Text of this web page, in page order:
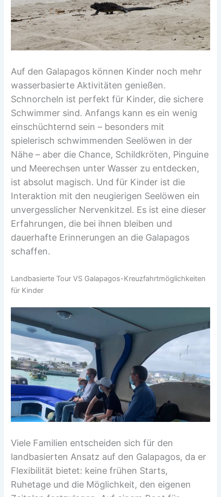
Auf den Galapagos können Kinder noch mehr
wasserbasierte Aktivitäten genießen.
Schnorcheln ist perfekt für Kinder, die sichere
Schwimmer sind. Anfangs kann es ein wenig
einschüchternd sein – besonders mit
spielerisch schwimmenden Seelöwen in der
Nähe – aber die Chance, Schildkröten, Pinguine
und Meerechsen unter Wasser zu entdecken,
ist absolut magisch. Und für Kinder ist die
Interaktion mit den neugierigen Seelöwen ein
unvergesslicher Nervenkitzel. Es ist eine dieser
Erfahrungen, die bei ihnen bleiben und
dauerhafte Erinnerungen an die Galapagos
schaffen.
Landbasierte Tour VS Galapagos-Kreuzfahrtmöglichkeiten
für Kinder
Viele Familien entscheiden sich für den
landbasierten Ansatz auf den Galapagos, da er
Flexibilität bietet: keine frühen Starts,
Ruhetage und die Möglichkeit, den eigenen